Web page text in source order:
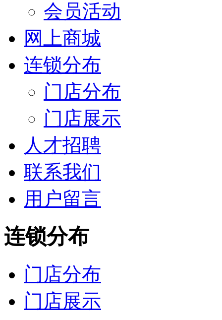
会员活动
网上商城
连锁分布
门店分布
门店展示
人才招聘
联系我们
用户留言
连锁分布
门店分布
门店展示